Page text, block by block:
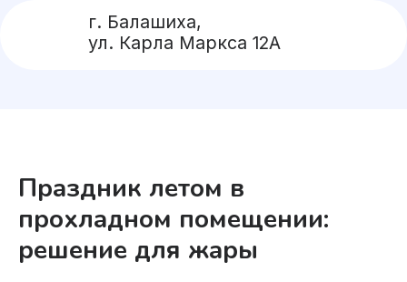
г. Балашиха,
ул. Карла Маркса 12А
Праздник летом в
прохладном помещении:
решение для жары